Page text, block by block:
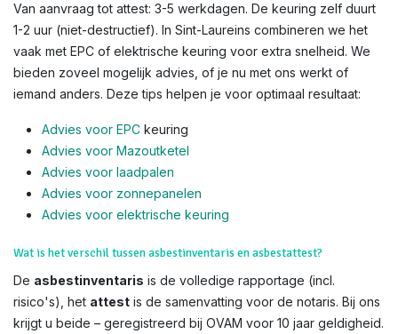
Van aanvraag tot attest: 3-5 werkdagen. De keuring zelf duurt
1-2 uur (niet-destructief). In Sint-Laureins combineren we het
vaak met EPC of elektrische keuring voor extra snelheid. We
bieden zoveel mogelijk advies, of je nu met ons werkt of
iemand anders. Deze tips helpen je voor optimaal resultaat:
Advies voor EPC keuring
Advies voor Mazoutketel
Advies voor laadpalen
Advies voor zonnepanelen
Advies voor elektrische keuring
Wat is het verschil tussen asbestinventaris en asbestattest?
De asbestinventaris is de volledige rapportage (incl.
risico's), het attest is de samenvatting voor de notaris. Bij ons
krijgt u beide – geregistreerd bij OVAM voor 10 jaar geldigheid.